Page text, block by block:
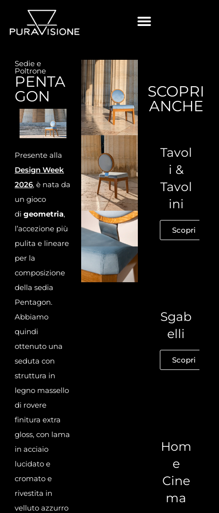
Sedie e
Poltrone
PENTA
GON
Presente alla
Design Week
2026, è nata da
un gioco
di geometria,
l’accezione più
pulita e lineare
per la
composizione
della sedia
Pentagon.
Abbiamo
quindi
ottenuto una
seduta con
struttura in
legno massello
di rovere
finitura extra
gloss, con lama
in acciaio
lucidato e
cromato e
rivestita in
velluto azzurro
SCOPRI
ANCHE
Tavol
i &
Tavol
ini
Scopri
Sgab
elli
Scopri
Hom
e
Cine
ma